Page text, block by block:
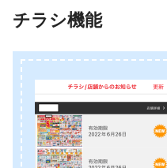
チラシ機能